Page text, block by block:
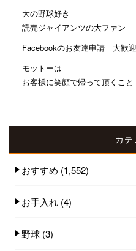
大の野球好き
読売ジャイアンツの大ファン
Facebookのお友達申請 大歓迎
モットーは
お客様に笑顔で帰って頂くこと
カテ
おすすめ (1,552)
お手入れ (4)
野球 (3)